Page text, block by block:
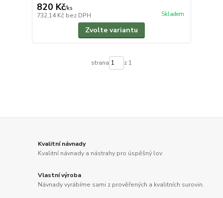
820 Kč/ks
732,14 Kč bez DPH Skladem
Zvolte variantu
strana z 1
Kvalitní návnady
Kvalitní návnady a nástrahy pro úspěšný lov
Vlastní výroba
Návnady vyrábíme sami z prověřených a kvalitních surovin.